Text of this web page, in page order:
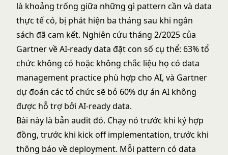
là khoảng trống giữa những gì pattern cần và data
thực tế có, bị phát hiện ba tháng sau khi ngân
sách đã cam kết. Nghiên cứu tháng 2/2025 của
Gartner vềAI-ready data đặt con số cụ thể: 63% tổ
chức không có hoặc không chắc liệu họ có data
management practice phù hợp cho AI, và Gartner
dự đoán các tổ chức sẽ bỏ 60% dự án AI không
được hỗ trợ bởi AI-ready data.
Bài này là bản audit đó. Chạy nó trước khi ký hợp
đồng, trước khi kick off implementation, trước khi
thông báo về deployment. Mỗi pattern có data